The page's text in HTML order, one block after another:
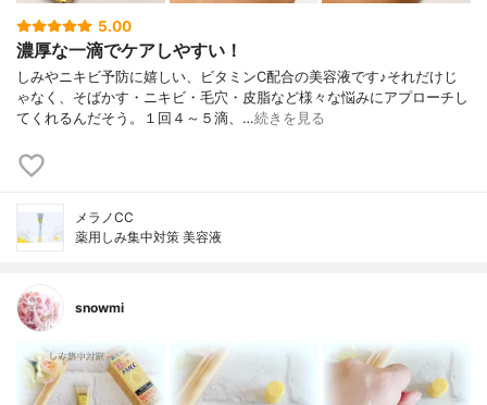
5.00
濃厚な一滴でケアしやすい！
しみやニキビ予防に嬉しい、ビタミンC配合の美容液です♪それだけじ
ゃなく、そばかす・ニキビ・毛穴・皮脂など様々な悩みにアプローチし
てくれるんだそう。１回４～５滴、…続きを見る
メラノCC
薬用しみ集中対策 美容液
snowmi